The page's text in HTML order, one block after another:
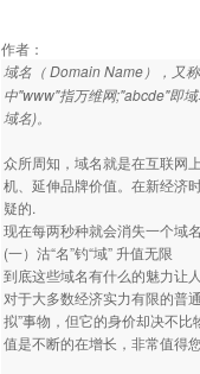
作者：
域名（ Domain Name），又
中"www"指万维网;"abcde"即
域名)。
众所周知，域名就是在互联网
机、延伸品牌价值。在新经济
疑的.
现在每两秒种就会消失一个域
(一）沽“名”钓“域” 升值无限
到底这些域名有什么的魅力让
对于大多数经济实力有限的普
拟”事物，但它的身价却决不
值是不断的在增长，非常值得